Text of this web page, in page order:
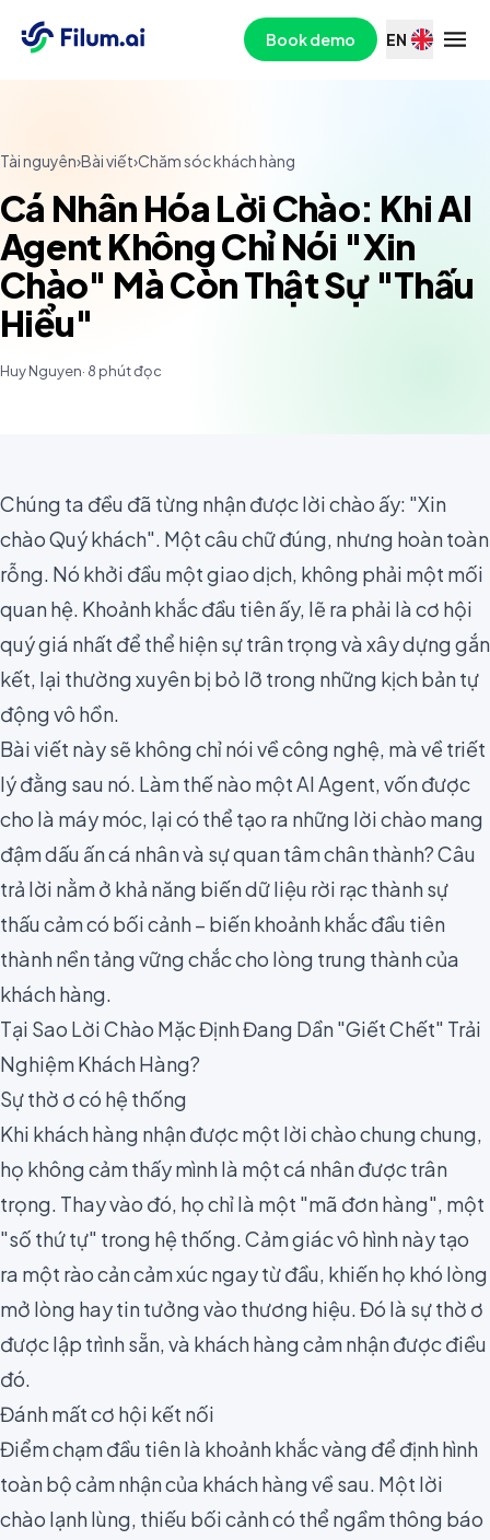
Book demo EN
Tài nguyên›Bài viết›Chăm sóc khách hàng
Cá Nhân Hóa Lời Chào: Khi AI
Agent Không Chỉ Nói "Xin
Chào" Mà Còn Thật Sự "Thấu
Hiểu"
Huy Nguyen· 8 phút đọc
Chúng ta đều đã từng nhận được lời chào ấy: "Xin
chào Quý khách". Một câu chữ đúng, nhưng hoàn toàn
rỗng. Nó khởi đầu một giao dịch, không phải một mối
quan hệ. Khoảnh khắc đầu tiên ấy, lẽ ra phải là cơ hội
quý giá nhất để thể hiện sự trân trọng và xây dựng gắn
kết, lại thường xuyên bị bỏ lỡ trong những kịch bản tự
động vô hồn.
Bài viết này sẽ không chỉ nói về công nghệ, mà về triết
lý đằng sau nó. Làm thế nào một AI Agent, vốn được
cho là máy móc, lại có thể tạo ra những lời chào mang
đậm dấu ấn cá nhân và sự quan tâm chân thành? Câu
trả lời nằm ở khả năng biến dữ liệu rời rạc thành sự
thấu cảm có bối cảnh – biến khoảnh khắc đầu tiên
thành nền tảng vững chắc cho lòng trung thành của
khách hàng.
Tại Sao Lời Chào Mặc Định Đang Dần "Giết Chết" Trải
Nghiệm Khách Hàng?
Sự thờ ơ có hệ thống
Khi khách hàng nhận được một lời chào chung chung,
họ không cảm thấy mình là một cá nhân được trân
trọng. Thay vào đó, họ chỉ là một "mã đơn hàng", một
"số thứ tự" trong hệ thống. Cảm giác vô hình này tạo
ra một rào cản cảm xúc ngay từ đầu, khiến họ khó lòng
mở lòng hay tin tưởng vào thương hiệu. Đó là sự thờ ơ
được lập trình sẵn, và khách hàng cảm nhận được điều
đó.
Đánh mất cơ hội kết nối
Điểm chạm đầu tiên là khoảnh khắc vàng để định hình
toàn bộ cảm nhận của khách hàng về sau. Một lời
chào lạnh lùng, thiếu bối cảnh có thể ngầm thông báo